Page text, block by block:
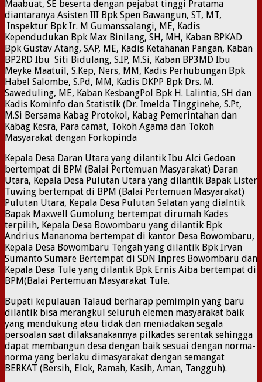
Maabuat, SE beserta dengan pejabat tinggi Pratama
diantaranya Asisten III Bpk Spen Bawangun, ST, MT,
Inspektur Bpk Ir. M Gumanssalangi, ME, Kadis
Kependudukan Bpk Max Binilang, SH, MH, Kaban BPKAD
Bpk Gustav Atang, SAP, ME, Kadis Ketahanan Pangan, Kaban
BP2RD Ibu Siti Bidulang, S.IP, M.Si, Kaban BP3MD Ibu
Meyke Maatuil, S.Kep, Ners, MM, Kadis Perhubungan Bpk
Habel Salombe, S.Pd, MM, Kadis DKPP Bpk Drs. M.
Saweduling, ME, Kaban KesbangPol Bpk H. Lalintia, SH dan
Kadis Kominfo dan Statistik (Dr. Imelda Tingginehe, S.Pt,
M.Si Bersama Kabag Protokol, Kabag Pemerintahan dan
Kabag Kesra, Para camat, Tokoh Agama dan Tokoh
Masyarakat dengan Forkopinda
Kepala Desa Daran Utara yang dilantik Ibu Alci Gedoan
bertempat di BPM (Balai Pertemuan Masyarakat) Daran
Utara, Kepala Desa Pulutan Utara yang dilantik Bapak Lister
Tuwing bertempat di BPM (Balai Pertemuan Masyarakat)
Pulutan Utara, Kepala Desa Pulutan Selatan yang dialntik
Bapak Maxwell Gumolung bertempat dirumah Kades
terpilih, Kepala Desa Bowombaru yang dilantik Bpk
Andrius Mananoma bertempat di kantor Desa Bowombaru,
Kepala Desa Bowombaru Tengah yang dilantik Bpk Irvan
Sumanto Sumare Bertempat di SDN Inpres Bowombaru dan
Kepala Desa Tule yang dilantik Bpk Ernis Aiba bertempat di
BPM(Balai Pertemuan Masyarakat Tule.
Bupati kepulauan Talaud berharap pemimpin yang baru
dilantik bisa merangkul seluruh elemen masyarakat baik
yang mendukung atau tidak dan meniadakan segala
persoalan saat dilaksanakannya pilkades serentak sehingga
dapat membangun desa dengan baik sesuai dengan norma-
norma yang berlaku dimasyarakat dengan semangat
BERKAT (Bersih, Elok, Ramah, Kasih, Aman, Tangguh).